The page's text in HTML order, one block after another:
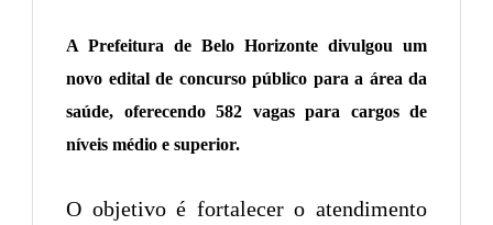
A Prefeitura de Belo Horizonte divulgou um
novo edital de concurso público para a área da
saúde, oferecendo 582 vagas para cargos de
níveis médio e superior.
O objetivo é fortalecer o atendimento